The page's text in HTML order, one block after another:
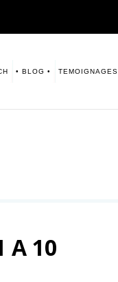
• BLOG • TEMOIGNAGES
A 10